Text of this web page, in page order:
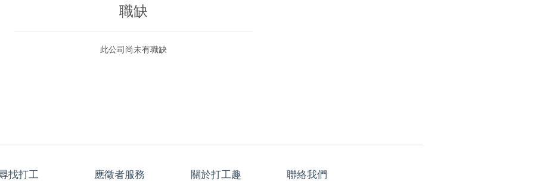
職缺
此公司尚未有職缺
找打工
應徵者服務
關於打工趣
聯絡我們